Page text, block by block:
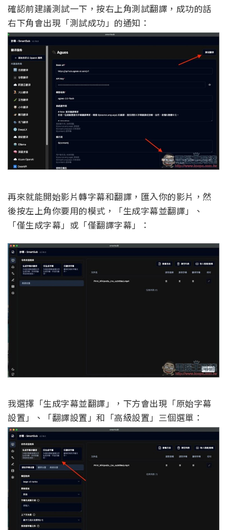
確認前建議測試一下，按右上角測試翻譯，成功的話
右下角會出現「測試成功」的通知：
再來就能開始影片轉字幕和翻譯，匯入你的影片，然
後按左上角你要用的模式，「生成字幕並翻譯」、
「僅生成字幕」或「僅翻譯字幕」：
我選擇「生成字幕並翻譯」，下方會出現「原始字幕
設置」、「翻譯設置」和「高級設置」三個選單：